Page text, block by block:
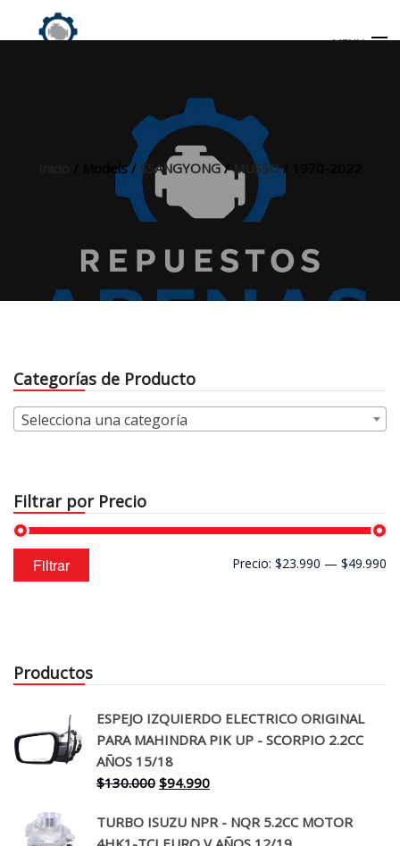
MENU
/ Models / SSANGYONG/MUSSO/ 1970-2022
Categorías de Producto
Selecciona una categoría
Filtrar por Precio
Precio
mínimo
Precio
máximo
Filtrar Precio: $23.990 — $49.990
Productos
ESPEJO IZQUIERDO ELECTRICO ORIGINAL
PARA MAHINDRA PIK UP - SCORPIO 2.2CC
AÑOS 15/18
$130.000 El
original
$94.990El
actual
TURBO ISUZU NPR - NQR 5.2CC MOTOR